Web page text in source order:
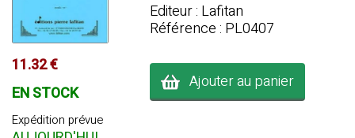
11.32 €
EN STOCK
Expédition prévue
Editeur : Lafitan
Référence : PL0407
Ajouter au panier